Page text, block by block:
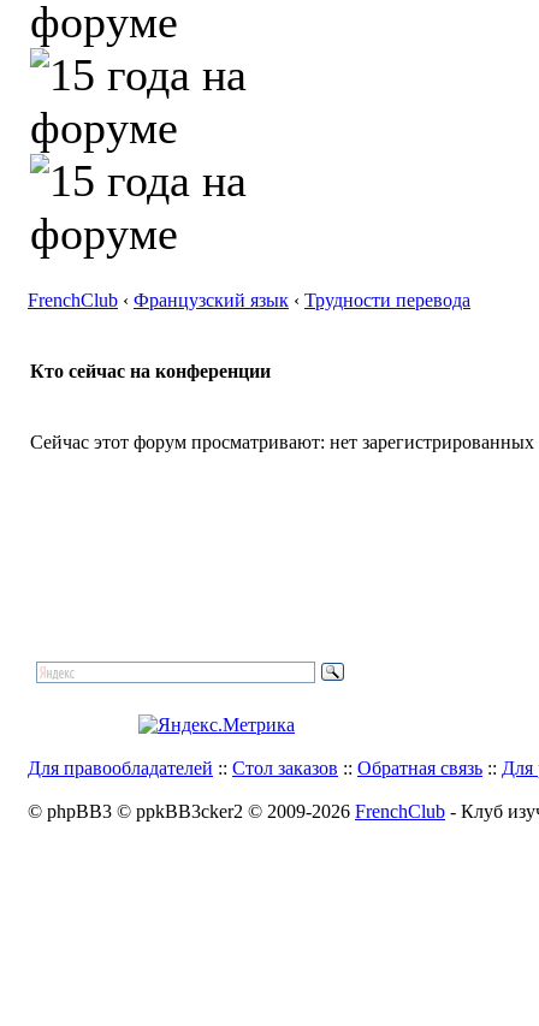
FrenchClub ‹ Французский язык ‹ Трудности перевода
Кто сейчас на конференции
Сейчас этот форум просматривают: нет зарегистрированных
Для правообладателей :: Стол заказов :: Обратная связь :: Для
© phpBB3 © ppkBB3cker2 © 2009-2026 FrenchClub - Клуб